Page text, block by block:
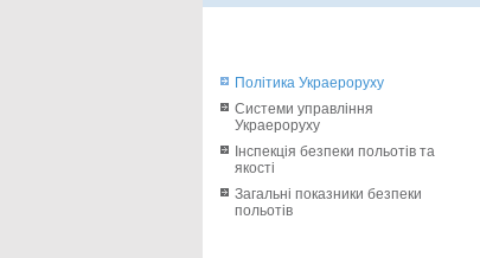
Політика Украероруху
Системи управління
Украероруху
Інспекція безпеки польотів та
якості
Загальні показники безпеки
польотів